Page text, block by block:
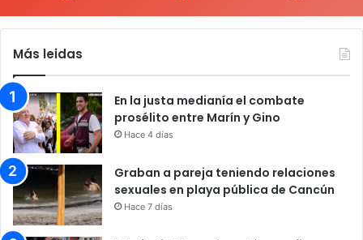
Más leidas
En la justa medianía el combate
prosélito entre Marín y Gino
Hace 4 días
Graban a pareja teniendo relaciones
sexuales en playa pública de Cancún
Hace 7 días